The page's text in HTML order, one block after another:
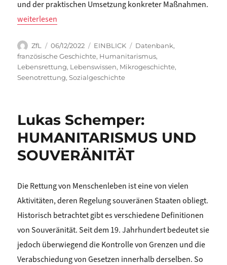
und der praktischen Umsetzung konkreter Maßnahmen.
„Nebiha Guiga: SOZIALE LEBENSWELTEN UND DER
weiterlesen
Autor
ZfL
Veröffentlicht
am
06/12/2022 Kategorien
EINBLICK Schlagwörter
Datenbank,
französische Geschichte, Humanitarismus,
Lebensrettung, Lebenswissen, Mikrogeschichte,
Seenotrettung,Sozialgeschichte
Lukas Schemper:
HUMANITARISMUS UND
SOUVERÄNITÄT
Die Rettung von Menschenleben ist eine von vielen
Aktivitäten, deren Regelung souveränen Staaten obliegt.
Historisch betrachtet gibt es verschiedene Definitionen
von Souveränität. Seit dem 19. Jahrhundert bedeutet sie
jedoch überwiegend die Kontrolle von Grenzen und die
Verabschiedung von Gesetzen innerhalb derselben. So